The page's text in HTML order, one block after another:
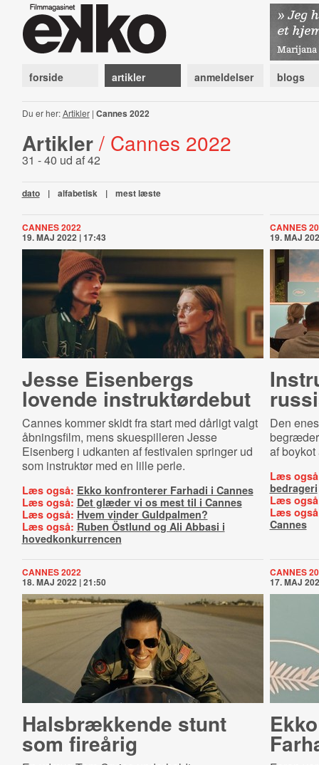
forside artikler anmeldelser blogs
Du er her:Artikler| Cannes 2022
Artikler / Cannes 2022
31 - 40 ud af 42
dato | alfabetisk | mest læste
CANNES 2022
19. MAJ 2022 | 17:43
Jesse Eisenbergs
lovende in­struk­tør­de­but
Cannes kommer skidt fra start med dårligt valgt
åbningsfilm, mens skuespilleren Jesse
Eisenberg i udkanten af festivalen springer ud
som instruktør med en lille perle.
Læs også: Ekko konfronterer Farhadi i Cannes
Læs også: Det glæder vi os mest til i Cannes
Læs også: Hvem vinder Guldpalmen?
Læs også: Ruben Östlund og Ali Abbasi i
hovedkonkurrencen
CANNES
19. MAJ
Den
af
Læs
bedrageri
Læs
Læs
Cannes
CANNES 2022
18. MAJ 2022 | 21:50
Halsbrækkende stunt
som fireårig
CANNES
17. MAJ